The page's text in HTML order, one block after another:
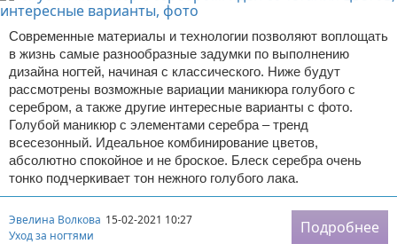
Современные материалы и технологии позволяют воплощать
в жизнь самые разнообразные задумки по выполнению
дизайна ногтей, начиная с классического. Ниже будут
рассмотрены возможные вариации маникюра голубого с
серебром, а также другие интересные варианты с фото.
Голубой маникюр с элементами серебра – тренд
всесезонный. Идеальное комбинирование цветов,
абсолютно спокойное и не броское. Блеск серебра очень
тонко подчеркивает тон нежного голубого лака.
Эвелина Волкова 15-02-2021 10:27
Уход за ногтями
Подробнее